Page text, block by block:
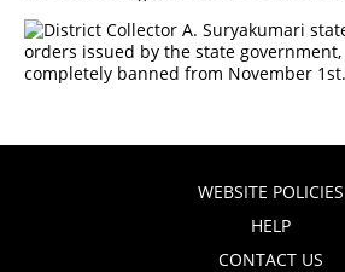
WEBSITE POLICIES
HELP
CONTACT US